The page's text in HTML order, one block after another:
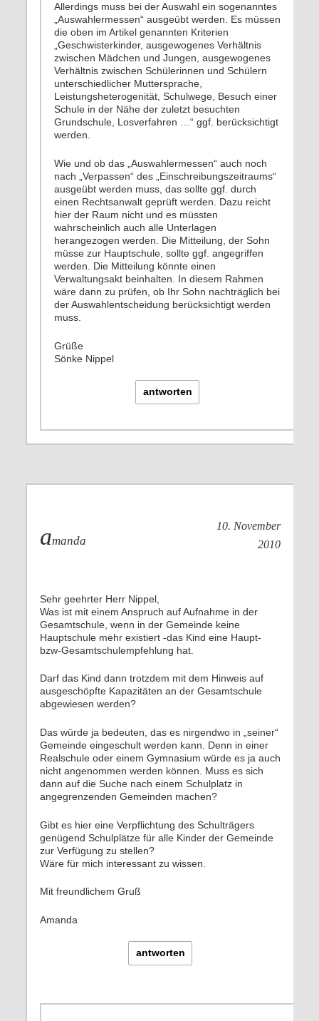
Allerdings muss bei der Auswahl ein sogenanntes
„Auswahlermessen“ ausgeübt werden. Es müssen
die oben im Artikel genannten Kriterien
„Geschwisterkinder, ausgewogenes Verhältnis
zwischen Mädchen und Jungen, ausgewogenes
Verhältnis zwischen Schülerinnen und Schülern
unterschiedlicher Muttersprache,
Leistungsheterogenität, Schulwege, Besuch einer
Schule in der Nähe der zuletzt besuchten
Grundschule, Losverfahren …“ ggf. berücksichtigt
werden.
Wie und ob das „Auswahlermessen“ auch noch
nach „Verpassen“ des „Einschreibungszeitraums“
ausgeübt werden muss, das sollte ggf. durch
einen Rechtsanwalt geprüft werden. Dazu reicht
hier der Raum nicht und es müssten
wahrscheinlich auch alle Unterlagen
herangezogen werden. Die Mitteilung, der Sohn
müsse zur Hauptschule, sollte ggf. angegriffen
werden. Die Mitteilung könnte einen
Verwaltungsakt beinhalten. In diesem Rahmen
wäre dann zu prüfen, ob Ihr Sohn nachträglich bei
der Auswahlentscheidung berücksichtigt werden
muss.
Grüße
Sönke Nippel
antworten
amanda
10. November
2010
Sehr geehrter Herr Nippel,
Was ist mit einem Anspruch auf Aufnahme in der
Gesamtschule, wenn in der Gemeinde keine
Hauptschule mehr existiert -das Kind eine Haupt-
bzw-Gesamtschulempfehlung hat.
Darf das Kind dann trotzdem mit dem Hinweis auf
ausgeschöpfte Kapazitäten an der Gesamtschule
abgewiesen werden?
Das würde ja bedeuten, das es nirgendwo in „seiner“
Gemeinde eingeschult werden kann. Denn in einer
Realschule oder einem Gymnasium würde es ja auch
nicht angenommen werden können. Muss es sich
dann auf die Suche nach einem Schulplatz in
angegrenzenden Gemeinden machen?
Gibt es hier eine Verpflichtung des Schulträgers
genügend Schulplätze für alle Kinder der Gemeinde
zur Verfügung zu stellen?
Wäre für mich interessant zu wissen.
Mit freundlichem Gruß
Amanda
antworten